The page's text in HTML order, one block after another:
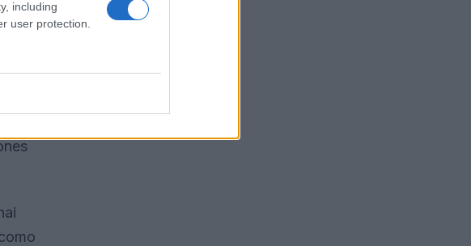
including
user protection.